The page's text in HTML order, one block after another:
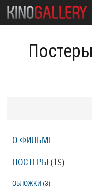
Постеры
О ФИЛЬМЕ
ПОСТЕРЫ (19)
ОБЛОЖКИ (3)